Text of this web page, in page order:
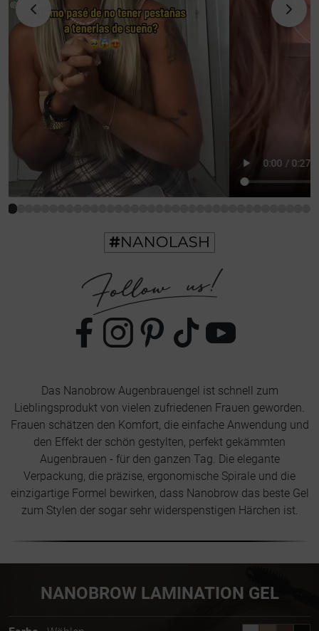
Das Nanobrow Augenbrauengel ist schnell zum
Lieblingsprodukt von vielen zufriedenen Frauen geworden.
Frauen schätzen den Komfort, die einfache Anwendung und
den Effekt der schön gestylten, perfekt gekämmten
Augenbrauen - für den ganzen Tag. Die elegante
Verpackung, die präzise, ergonomische Spirale und die
einzigartige Formel bewirken, dass Nanobrow das beste Gel
zum Stylen der sogar sehr widerspenstigen Härchen ist.
NANOBROW LAMINATION GEL